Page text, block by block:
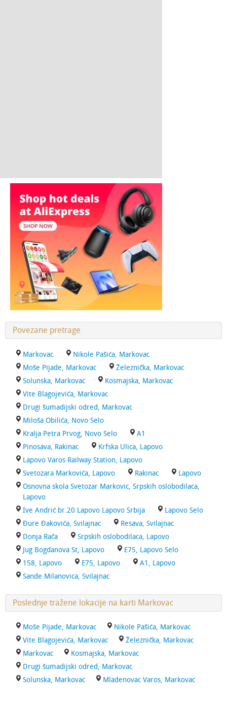
Povezane pretrage
Markovac
Nikole Pašića, Markovac
Moše Pijade, Markovac
Železnička, Markovac
Solunska, Markovac
Kosmajska, Markovac
Vite Blagojevića, Markovac
Drugi šumadijski odred, Markovac
Miloša Obilića, Novo Selo
Kralja Petra Prvog, Novo Selo
A1
Pinosava, Rakinac
Krfska Ulica, Lapovo
Lapovo Varos Railway Station, Lapovo
Svetozara Markovića, Lapovo
Rakinac
Lapovo
Osnovna skola Svetozar Markovic, Srpskih oslobodilaca,
Lapovo
Ive Andrić br.20 Lapovo Lapovo Srbija
Lapovo Selo
Đure Đakovića, Svilajnac
Resava, Svilajnac
Donja Rača
Srpskih oslobodilaca, Lapovo
Jug Bogdanova St, Lapovo
E75, Lapovo Selo
158, Lapovo
E75, Lapovo
A1, Lapovo
Sande Milanovica, Svilajnac
Poslednje tražene lokacije na karti Markovac
Moše Pijade, Markovac
Nikole Pašića, Markovac
Vite Blagojevića, Markovac
Železnička, Markovac
Markovac
Kosmajska, Markovac
Drugi šumadijski odred, Markovac
Solunska, Markovac
Mladenovac Varos, Markovac